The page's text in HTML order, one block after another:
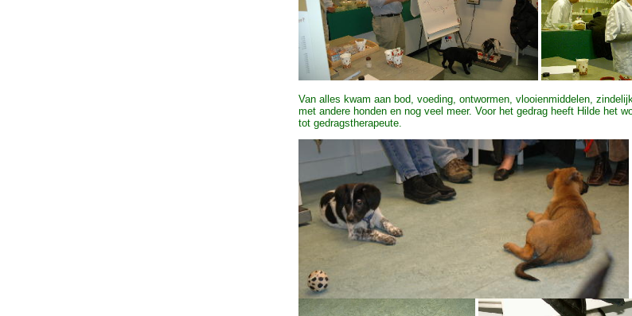
Van alles kwam aan bod, voeding, ontwormen, vlooienmiddelen,
met andere honden en nog veel meer. Voor het gedrag heeft Hilde het
tot gedragstherapeute.